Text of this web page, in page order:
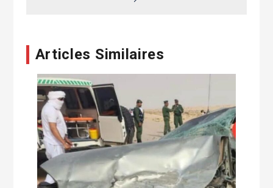
Articles Similaires